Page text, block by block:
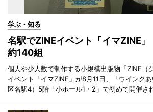
学ぶ・知る
名駅でZINEイベント「イマZINE
約140組
個人や少人数で制作する小規模出版物「ZINE（
イベント「イマZINE」が8月11日、「ウインク
区名駅4）5階「小ホール1・2」で初めて開催さ